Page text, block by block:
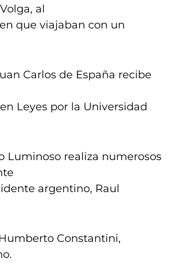
al
que viajaban con un
Carlos de España recibe
Leyes por la Universidad
Luminoso realiza numerosos
argentino, Raul
Constantini,